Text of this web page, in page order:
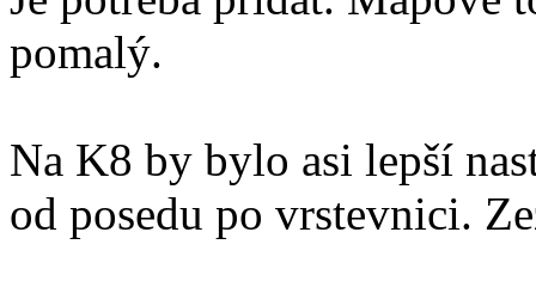
pomalý.
Na K8 by bylo asi lepší
od posedu po vrstevnici.